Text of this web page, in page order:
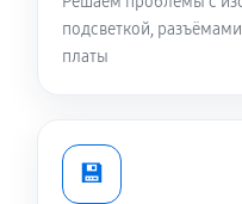
подсветкой,
платы
💾